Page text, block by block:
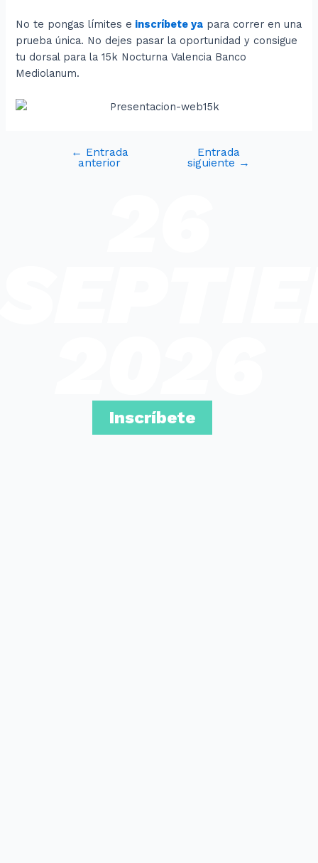
No te pongas límites e inscríbete ya para correr en una
prueba única. No dejes pasar la oportunidad y consigue
tu dorsal para la 15k Nocturna Valencia Banco
Mediolanum.
← Entrada
anterior
Entrada
siguiente →
Inscríbete